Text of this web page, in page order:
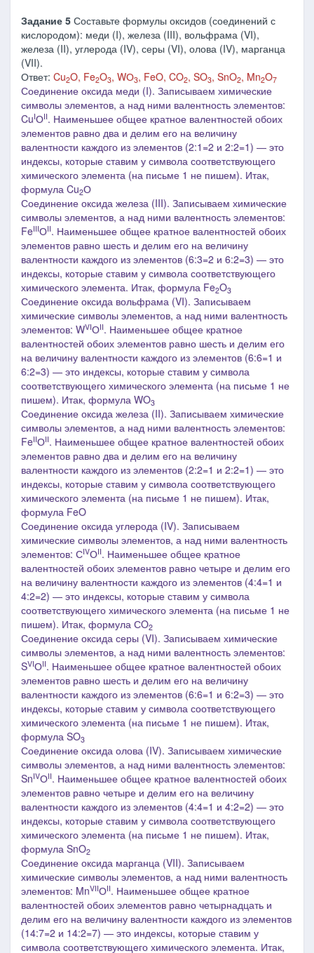
Задание 5 Составьте формулы оксидов (соединений с
кислородом): меди (I), железа (III), вольфрама (VI),
железа (II), углерода (IV), серы (VI), олова (IV), марганца
(VII).
Ответ: Cu2O, Fe2O3, WО3, FeO, CO2, SO3, SnO2, Mn2O7
Соединение оксида меди (I). Записываем химические
символы элементов, а над ними валентность элементов:
CuIОII. Наименьшее общее кратное валентностей обоих
элементов равно два и делим его на величину
валентности каждого из элементов (2:1=2 и 2:2=1) ― это
индексы, которые ставим у символа соответствующего
химического элемента (на письме 1 не пишем). Итак,
формула Cu2О
Соединение оксида железа (III). Записываем химические
символы элементов, а над ними валентность элементов:
FeIIIОII. Наименьшее общее кратное валентностей обоих
элементов равно шесть и делим его на величину
валентности каждого из элементов (6:3=2 и 6:2=3) ― это
индексы, которые ставим у символа соответствующего
химического элемента. Итак, формула Fe2O3
Соединение оксида вольфрама (VI). Записываем
химические символы элементов, а над ними валентность
элементов: WVIОII. Наименьшее общее кратное
валентностей обоих элементов равно шесть и делим его
на величину валентности каждого из элементов (6:6=1 и
6:2=3) ― это индексы, которые ставим у символа
соответствующего химического элемента (на письме 1 не
пишем). Итак, формула WO3
Соединение оксида железа (II). Записываем химические
символы элементов, а над ними валентность элементов:
FeIIОII. Наименьшее общее кратное валентностей обоих
элементов равно два и делим его на величину
валентности каждого из элементов (2:2=1 и 2:2=1) ― это
индексы, которые ставим у символа соответствующего
химического элемента (на письме 1 не пишем). Итак,
формула FeO
Соединение оксида углерода (IV). Записываем
химические символы элементов, а над ними валентность
элементов: СIVОII. Наименьшее общее кратное
валентностей обоих элементов равно четыре и делим его
на величину валентности каждого из элементов (4:4=1 и
4:2=2) ― это индексы, которые ставим у символа
соответствующего химического элемента (на письме 1 не
пишем). Итак, формула СO2
Соединение оксида серы (VI). Записываем химические
символы элементов, а над ними валентность элементов:
SVIОII. Наименьшее общее кратное валентностей обоих
элементов равно шесть и делим его на величину
валентности каждого из элементов (6:6=1 и 6:2=3) ― это
индексы, которые ставим у символа соответствующего
химического элемента (на письме 1 не пишем). Итак,
формула SO3
Соединение оксида олова (IV). Записываем химические
символы элементов, а над ними валентность элементов:
SnIVОII. Наименьшее общее кратное валентностей обоих
элементов равно четыре и делим его на величину
валентности каждого из элементов (4:4=1 и 4:2=2) ― это
индексы, которые ставим у символа соответствующего
химического элемента (на письме 1 не пишем). Итак,
формула SnO2
Соединение оксида марганца (VII). Записываем
химические символы элементов, а над ними валентность
элементов: MnVIIОII. Наименьшее общее кратное
валентностей обоих элементов равно четырнадцать и
делим его на величину валентности каждого из элементов
(14:7=2 и 14:2=7) ― это индексы, которые ставим у
символа соответствующего химического элемента. Итак,